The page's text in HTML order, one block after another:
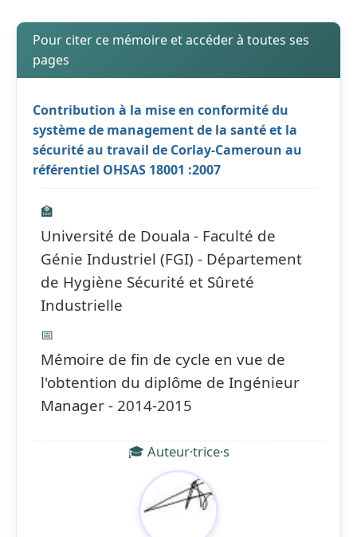
Pour citer ce mémoire et accéder à toutes ses
pages
Contribution à la mise en conformité du
système de management de la santé et la
sécurité au travail de Corlay-Cameroun au
référentiel OHSAS 18001 :2007
🏫
Université de Douala - Faculté de
Génie Industriel (FGI) - Département
de Hygiène Sécurité et Sûreté
Industrielle
📅
Mémoire de fin de cycle en vue de
l'obtention du diplôme de Ingénieur
Manager - 2014-2015
🎓 Auteur·trice·s